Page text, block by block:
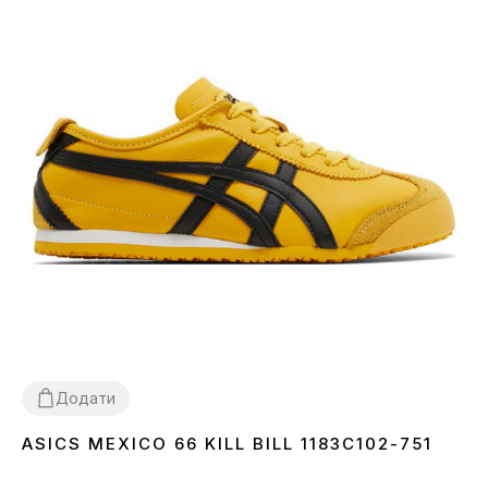
Додати
36 3738
ASICS MEXICO 66 KILL BILL 1183C102-751